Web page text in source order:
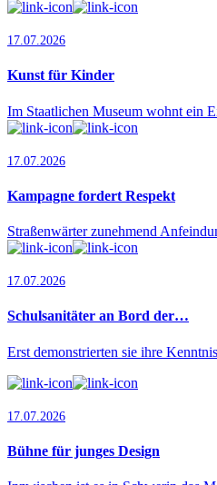
17.07.2026
Kunst für Kinder
Im Staatlichen Museum wohnt ein
17.07.2026
Kampagne fordert Respekt
Straßenwärter zunehmend
17.07.2026
Schulsanitäter an Bord der…
Erst demonstrierten sie ihre
17.07.2026
Bühne für junges Design